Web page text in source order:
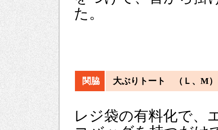
た。
関脇 大ぶりトート （Ｌ、M）
レジ袋の有料化で、